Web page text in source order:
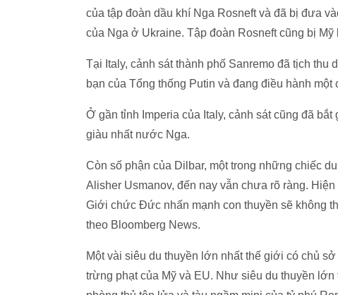
của tập đoàn dầu khí Nga Rosneft và đã bị đưa
của Nga ở Ukraine. Tập đoàn Rosneft cũng bị
Tại Italy, cảnh sát thành phố Sanremo đã tịch
bạn của Tổng thống Putin và đang điều hành một
Ở gần tỉnh Imperia của Italy, cảnh sát cũng đã
giàu nhất nước Nga.
Còn số phận của Dilbar, một trong những chiếc
Alisher Usmanov, đến nay vẫn chưa rõ ràng.
Giới chức Đức nhấn mạnh con thuyền sẽ không
theo Bloomberg News.
Một vài siêu du thuyền lớn nhất thế giới có chủ
trừng phạt của Mỹ và EU. Như siêu du thuyền